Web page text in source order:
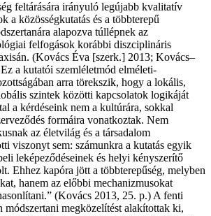
feltárására irányuló legújabb kvalitatív
a közösségkutatás és a többterepű
alapozva túllépnek az
felfogások korábbi diszciplináris
(Kovács Éva [szerk.] 2013; Kovács–
a kutatói szemléletmód elméleti-
arra törekszik, hogy a lokális,
szintek közötti kapcsolatok logikáját
a kérdéseink nem a kultúrára, sokkal
formáira vonatkoztak. Nem
az életvilág és a társadalom
viszonyt sem: számunkra a kutatás egyik
leképeződéseinek és helyi kényszerítő
Ehhez kapóra jött a többterepűség, melyben
hanem az előbbi mechanizmusokat
(Kovács 2013, 25. p.) A fenti
módszertani megközelítést alakítottak ki,